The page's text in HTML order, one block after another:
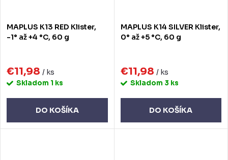
MAPLUS K13 RED Klister,
-1° až +4 °C, 60 g
€11,98 / ks
Skladom 1 ks
DO KOŠÍKA
MAPLUS K14 SILVER Klister,
0° až +5 °C, 60 g
€11,98 / ks
Skladom 3 ks
DO KOŠÍKA